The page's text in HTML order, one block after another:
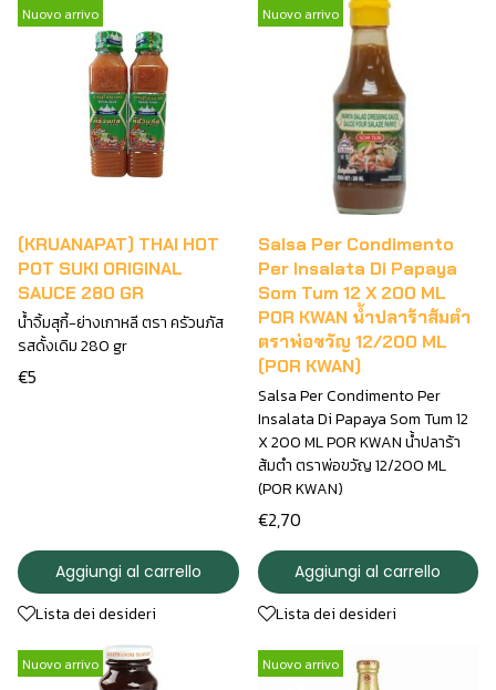
Nuovo arrivo
(KRUANAPAT) THAI HOT
POT SUKI ORIGINAL
SAUCE 280 GR
น้ำจิ้มสุกี้-ย่างเกาหลี ตรา ครัวนภัส
รสดั้งเดิม 280 gr
€5
Aggiungi al carrello
Lista dei desideri
Nuovo arrivo
Salsa Per Condimento
Per Insalata Di Papaya
Som Tum 12 X 200 ML
POR KWAN น้ำปลาร้าส้มตำ
ตราพ่อขวัญ 12/200 ML
(POR KWAN)
Salsa Per Condimento Per
Insalata Di Papaya Som Tum 12
X 200 ML POR KWAN น้ำปลาร้า
ส้มตำ ตราพ่อขวัญ 12/200 ML
(POR KWAN)
€2,70
Aggiungi al carrello
Lista dei desideri
Nuovo arrivo Nuovo arrivo